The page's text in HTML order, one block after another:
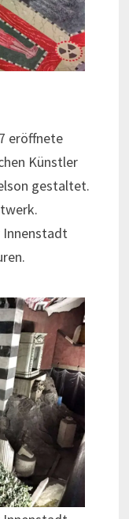
eröffnete
Künstler
gestaltet.
Innenstadt